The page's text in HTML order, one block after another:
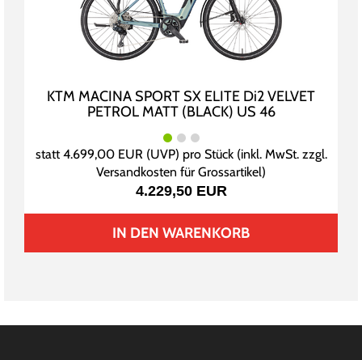
KTM MACINA SPORT SX ELITE Di2 VELVET
PETROL MATT (BLACK) US 46
statt4.699,00 EUR(UVP) pro Stück (inkl. MwSt. zzgl.
Versandkosten für Grossartikel)
4.229,50 EUR
IN DEN WARENKORB